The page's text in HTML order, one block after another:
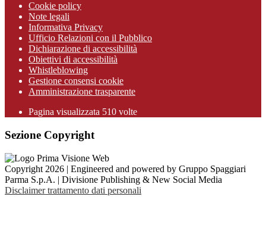
Cookie policy
Note legali
Informativa Privacy
Ufficio Relazioni con il Pubblico
Dichiarazione di accessibilità
Obiettivi di accessibilità
Whistleblowing
Gestione consensi cookie
Amministrazione trasparente
Pagina visualizzata 510 volte
Sezione Copyright
Copyright 2026 | Engineered and powered by Gruppo Spaggiari
Parma S.p.A. | Divisione Publishing & New Social Media
Disclaimer trattamento dati personali